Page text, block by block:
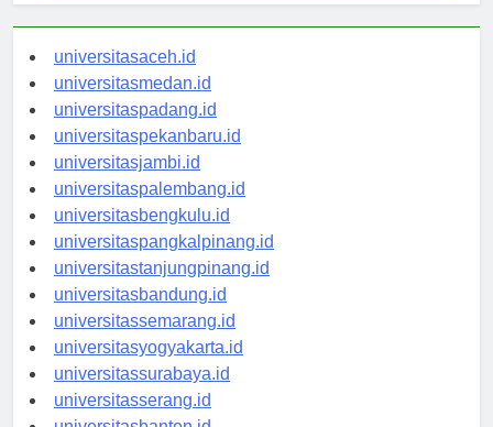
universitasaceh.id
universitasmedan.id
universitaspadang.id
universitaspekanbaru.id
universitasjambi.id
universitaspalembang.id
universitasbengkulu.id
universitaspangkalpinang.id
universitastanjungpinang.id
universitasbandung.id
universitassemarang.id
universitasyogyakarta.id
universitassurabaya.id
universitasserang.id